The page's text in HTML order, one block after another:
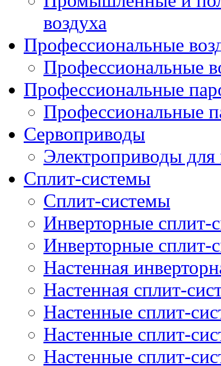
воздуха
Профессиональные
Профессиональные
Профессиональные
Профессиональные
Сервоприводы
Электроприводы
Сплит-системы
Cплит-системы
Инверторные сплит-
Инверторные сплит-
Настенная
Настенная сплит-
Настенные сплит-
Настенные сплит-
Настенные сплит-